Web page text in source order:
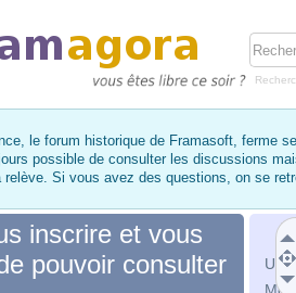
le forum historique de Framasoft, ferme
possible de consulter les discussions
relève. Si vous avez des questions, on se
inscrire et vous
pouvoir consulter